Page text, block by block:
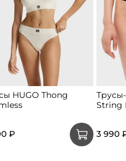
HUGO Thong
₽
String
3 990